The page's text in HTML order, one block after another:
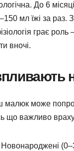
До 6
мл їжі за раз.
грає роль –
вночі.
малюк може
що важливо
Новонароджені